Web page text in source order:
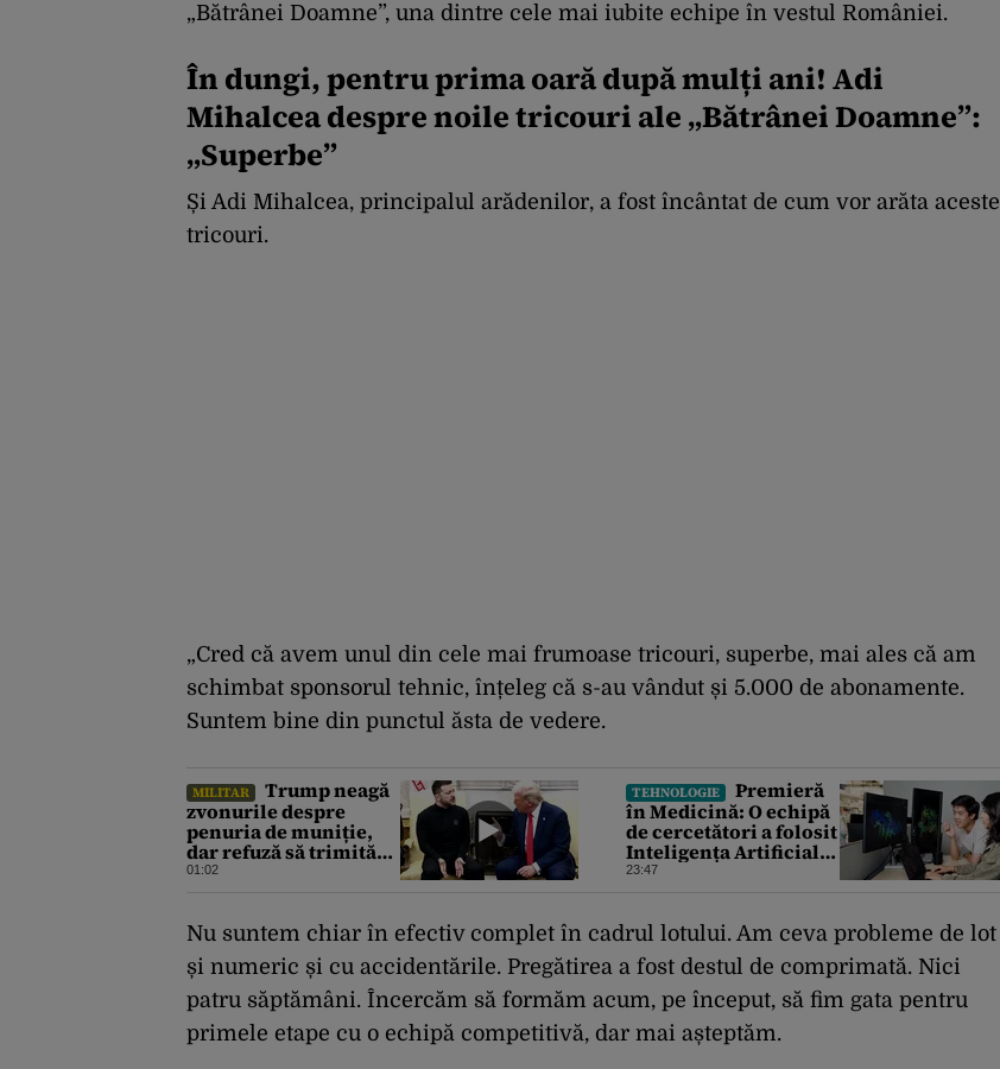
„Bătrânei Doamne”, una dintre cele mai iubite echipe în vestul României.
În dungi, pentru prima oară după mulți ani! Adi
Mihalcea despre noile tricouri ale „Bătrânei Doamne”:
„Superbe”
Și Adi Mihalcea, principalul arădenilor, a fost încântat de cum vor arăta aceste
tricouri.
„Cred că avem unul din cele mai frumoase tricouri, superbe, mai ales că am
schimbat sponsorul tehnic, înțeleg că s-au vândut și 5.000 de abonamente.
Suntem bine din punctul ăsta de vedere.
MILITAR
Trump neagă
zvonurile despre
penuria de muniție,
dar refuză să trimită
rachete Ucrainei:
01:02
TEHNOLOGIE
Premieră
în Medicină: O echipă
de cercetători a folosit
Inteligența Artificială
pentru a crea primele
23:47
Nu suntem chiar în efectiv complet în cadrul lotului. Am ceva probleme de lot
și numeric și cu accidentările. Pregătirea a fost destul de comprimată. Nici
patru săptămâni. Încercăm să formăm acum, pe început, să fim gata pentru
primele etape cu o echipă competitivă, dar mai așteptăm.